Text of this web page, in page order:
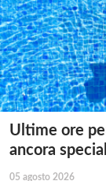
Ultime ore
ancora
05 agosto 2026